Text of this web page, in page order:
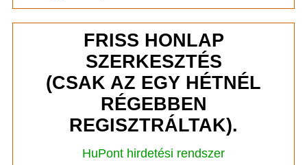
FRISS HONLAP
SZERKESZTÉS
(CSAK AZ EGY HÉTNÉL
RÉGEBBEN
REGISZTRÁLTAK).
HuPont hirdetési rendszer